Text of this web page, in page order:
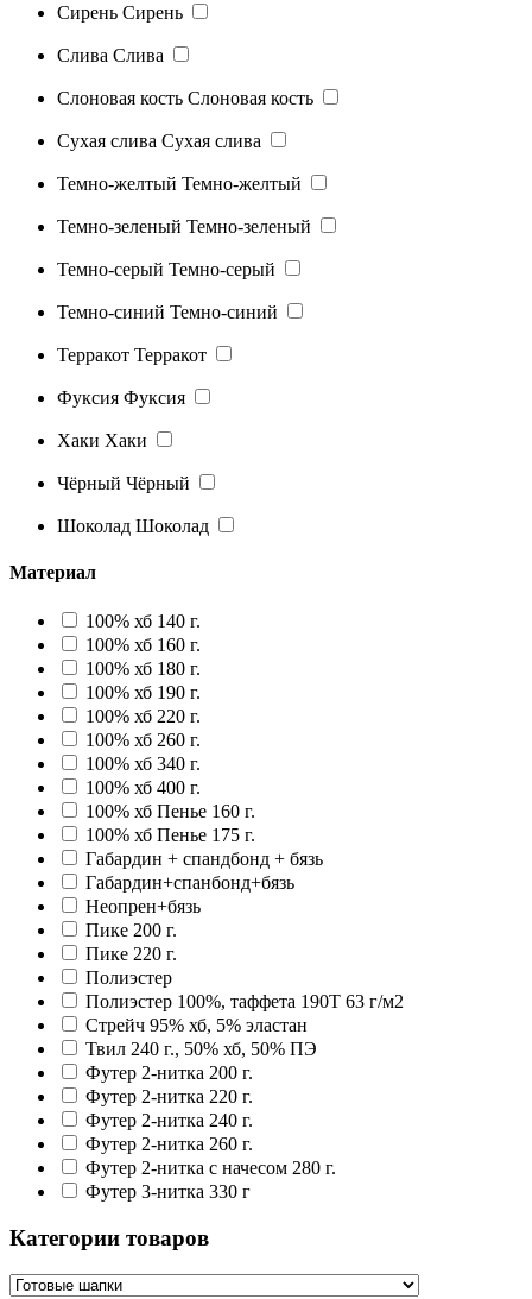
Сирень Сирень
Слива Слива
Слоновая кость Слоновая кость
Сухая слива Сухая слива
Темно-желтый Темно-желтый
Темно-зеленый Темно-зеленый
Темно-серый Темно-серый
Темно-синий Темно-синий
Терракот Терракот
Фуксия Фуксия
Хаки Хаки
Чёрный Чёрный
Шоколад Шоколад
Материал
100% хб 140 г.
100% хб 160 г.
100% хб 180 г.
100% хб 190 г.
100% хб 220 г.
100% хб 260 г.
100% хб 340 г.
100% хб 400 г.
100% хб Пенье 160 г.
100% хб Пенье 175 г.
Габардин + спандбонд + бязь
Габардин+спанбонд+бязь
Неопрен+бязь
Пике 200 г.
Пике 220 г.
Полиэстер
Полиэстер 100%, таффета 190T 63 г/м2
Стрейч 95% хб, 5% эластан
Твил 240 г., 50% хб, 50% ПЭ
Футер 2-нитка 200 г.
Футер 2-нитка 220 г.
Футер 2-нитка 240 г.
Футер 2-нитка 260 г.
Футер 2-нитка с начесом 280 г.
Футер 3-нитка 330 г
Категории товаров